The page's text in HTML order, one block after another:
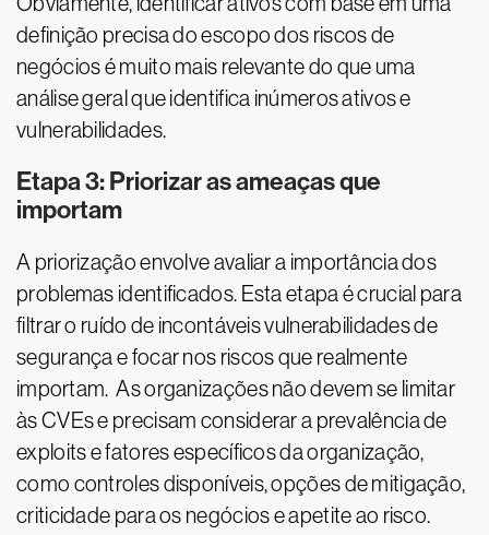
definição precisa do escopo dos riscos de
negócios é muito mais relevante do que uma
análise geral que identifica inúmeros ativos e
vulnerabilidades.
Etapa 3: Priorizar as ameaças que
importam
A priorização envolve avaliar a importância dos
problemas identificados. Esta etapa é crucial para
filtrar o ruído de incontáveis vulnerabilidades de
segurança e focar nos riscos que realmente
importam. As organizações não devem se limitar
às CVEs e precisam considerar a prevalência de
exploits e fatores específicos da organização,
como controles disponíveis, opções de mitigação,
criticidade para os negócios e apetite ao risco.